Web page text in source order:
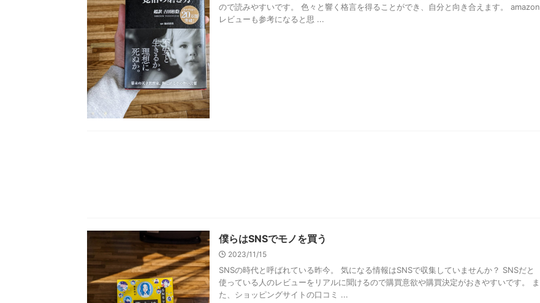
ので読みやすいです。 色々と響く格言を得ることができ、自分と向き合えます。 amazon
レビューも参考になると思 ...
僕らはSNSでモノを買う
2023/11/15
SNSの時代と呼ばれている昨今。 気になる情報はSNSで収集していませんか？ SNSだと
使っている人のレビューをリアルに聞けるので購買意欲や購買決定がおきやすいです。 ま
た、ショッピングサイトの口コミ ...